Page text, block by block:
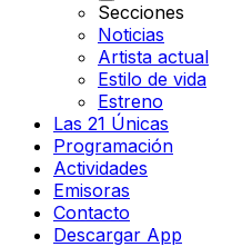
Secciones
Noticias
Artista actual
Estilo de vida
Estreno
Las 21 Únicas
Programación
Actividades
Emisoras
Contacto
Descargar App